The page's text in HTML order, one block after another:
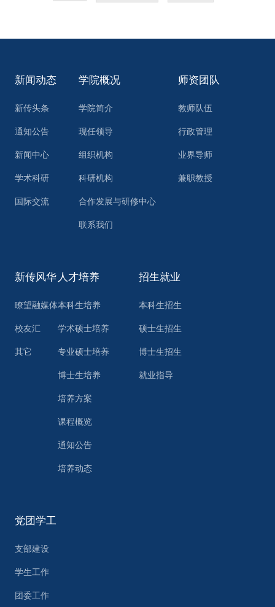
新闻动态
新传头条
通知公告
新闻中心
学术科研
国际交流
学院概况
学院简介
现任领导
组织机构
科研机构
合作发展与研修中心
联系我们
师资团队
教师队伍
行政管理
业界导师
兼职教授
新传风华
瞭望融媒体
校友汇
其它
人才培养
本科生培养
学术硕士培养
专业硕士培养
博士生培养
培养方案
课程概览
通知公告
培养动态
招生就业
本科生招生
硕士生招生
博士生招生
就业指导
党团学工
支部建设
学生工作
团委工作